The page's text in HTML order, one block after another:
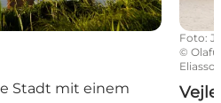
Stadt mit einem
Foto:
©
Vejle